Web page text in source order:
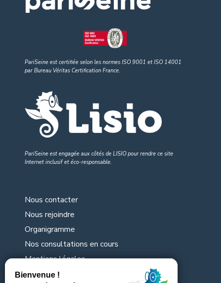
PariSeine est certifiée selon les normes ISO 9001 et ISO 14001
par Bureau Véritas Certification France.
PariSeine est engagée aux côtés de LISIO pour rendre ce site
Internet inclusif et éco-responsable.
Nous contacter
Nous rejoindre
Organigramme
Nos consultations en cours
Mentions légales